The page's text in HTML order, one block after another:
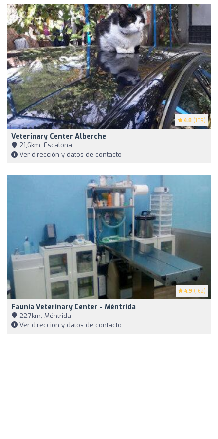
4.8 (109)
Veterinary Center Alberche
21,6km, Escalona
Ver dirección y datos de contacto
4.9 (162)
Faunia Veterinary Center - Méntrida
22,7km, Méntrida
Ver dirección y datos de contacto